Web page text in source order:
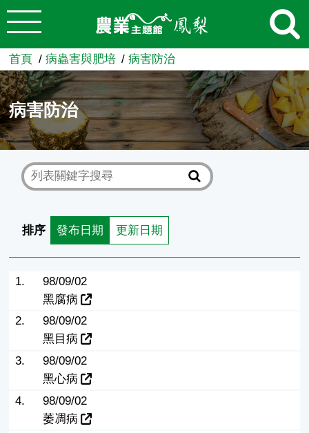
跳到主要內容
農業知識入口網
首頁 病蟲害與肥培 病害防治
病害防治
排序 發布日期 更新日期
1.
98/09/02
黑腐病
2.
98/09/02
黑目病
3.
98/09/02
黑心病
4.
98/09/02
萎凋病